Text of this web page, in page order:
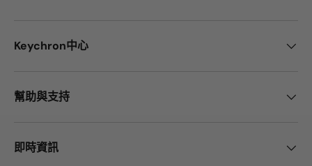
Keychron中心
幫助與支持
即時資訊